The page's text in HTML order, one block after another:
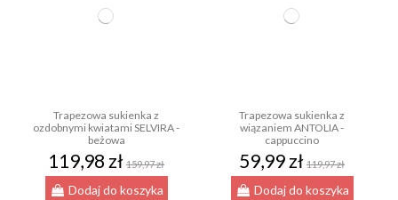
Trapezowa sukienka z
ozdobnymi kwiatami SELVIRA -
beżowa
119,98 zł 159,97 zł
Dodaj do koszyka
Trapezowa sukienka z
wiązaniem ANTOLIA -
cappuccino
59,99 zł 119,97 zł
Dodaj do koszyka